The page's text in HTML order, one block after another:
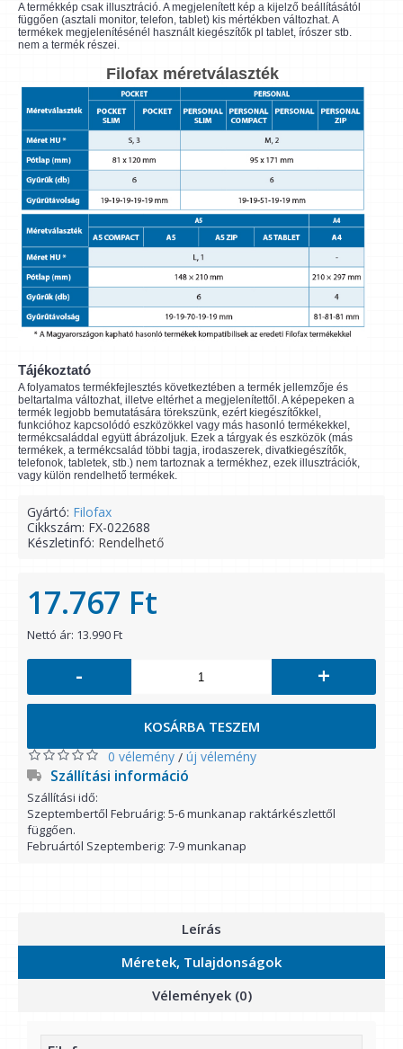
A termékkép csak illusztráció. A megjelenített kép a kijelző beállításától
függően (asztali monitor, telefon, tablet) kis mértékben változhat. A
termékek megjelenítésénél használt kiegészítők pl tablet, írószer stb.
nem a termék részei.
Filofax méretválaszték
Tájékoztató
A folyamatos termékfejlesztés következtében a termék jellemzője és
beltartalma változhat, illetve eltérhet a megjelenítettől. A képepeken a
termék legjobb bemutatására törekszünk, ezért kiegészítőkkel,
funkcióhoz kapcsolódó eszközökkel vagy más hasonló termékekkel,
termékcsaláddal együtt ábrázoljuk. Ezek a tárgyak és eszközök (más
termékek, a termékcsalád többi tagja, irodaszerek, divatkiegészítők,
telefonok, tabletek, stb.) nem tartoznak a termékhez, ezek illusztrációk,
vagy külön rendelhető termékek.
Gyártó: Filofax
Cikkszám: FX-022688
Készletinfó: Rendelhető
17.767 Ft
Nettó ár: 13.990 Ft
- +
KOSÁRBA TESZEM
0 vélemény / új vélemény
Szállítási információ
Szállítási idő:
Szeptembertől Februárig: 5-6 munkanap raktárkészlettől
függően.
Februártól Szeptemberig: 7-9 munkanap
Leírás
Méretek, Tulajdonságok
Vélemények (0)